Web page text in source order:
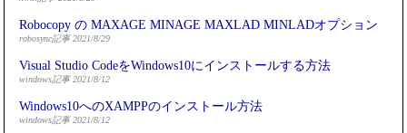
Robocopy の MAXAGE MINAGE MAXLAD MINLADオプション
robosync記事 2021/8/29
Visual Studio CodeをWindows10にインストールする方法
windows記事 2021/8/12
Windows10へのXAMPPのインストール方法
windows記事 2021/8/12